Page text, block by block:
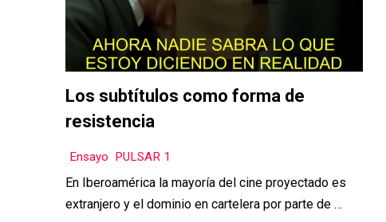
Los subtítulos como forma de
resistencia
Ensayo PULSAR 1
En Iberoamérica la mayoría del cine proyectado es
extranjero y el dominio en cartelera por parte de …